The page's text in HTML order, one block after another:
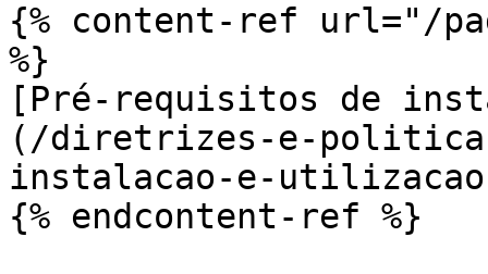
{% content-ref url="/
%}
[Pré-requisitos de
(/diretrizes-e-
instalacao-e-
{% endcontent-ref %}